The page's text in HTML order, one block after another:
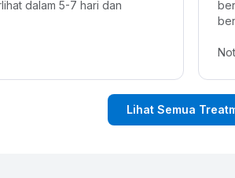
dalam 5-7 hari dan
Lihat Semua